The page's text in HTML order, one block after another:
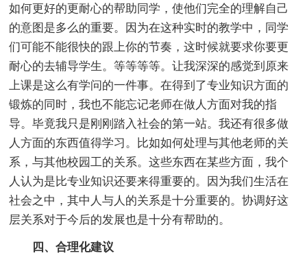
如何更好的更耐心的帮助同学，使他们完全的理解自己
的意图是多么的重要。因为在这种实时的教学中，同学
们可能不能很快的跟上你的节奏，这时候就要求你要更
耐心的去辅导学生。等等等等。让我深深的感觉到原来
上课是这么有学问的一件事。在得到了专业知识方面的
锻炼的同时，我也不能忘记老师在做人方面对我的指
导。毕竟我只是刚刚踏入社会的第一站。我还有很多做
人方面的东西值得学习。比如如何处理与其他老师的关
系，与其他校园工的关系。这些东西在某些方面，我个
人认为是比专业知识还要来得重要的。因为我们生活在
社会之中，其中人与人的关系是十分重要的。协调好这
层关系对于今后的发展也是十分有帮助的。
四、合理化建议